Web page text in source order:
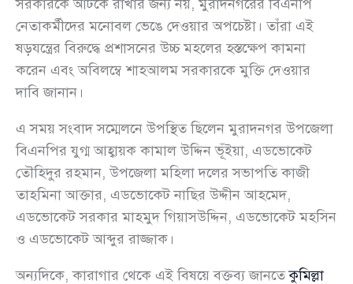
সরকারকে আটকে রাখার জন্য নয়, মুরাদনগরের বিএনপি
নেতাকর্মীদের মনোবল ভেঙে দেওয়ার অপচেষ্টা। তাঁরা এই
ষড়যন্ত্রের বিরুদ্ধে প্রশাসনের উচ্চ মহলের হস্তক্ষেপ কামনা
করেন এবং অবিলম্বে শাহআলম সরকারকে মুক্তি দেওয়ার
দাবি জানান।
এ সময় সংবাদ সম্মেলনে উপস্থিত ছিলেন মুরাদনগর উপজেলা
বিএনপির যুগ্ম আহ্বায়ক কামাল উদ্দিন ভূঁইয়া, এডভোকেট
তৌহিদুর রহমান, উপজেলা মহিলা দলের সভাপতি কাজী
তাহমিনা আক্তার, এডভোকেট নাছির উদ্দীন আহমেদ,
এডভোকেট সরকার মাহমুদ গিয়াসউদ্দিন, এডভোকেট মহসিন
ও এডভোকেট আব্দুর রাজ্জাক।
অন্যদিকে, কারাগার থেকে এই বিষয়ে বক্তব্য জানতেকুমিল্লা